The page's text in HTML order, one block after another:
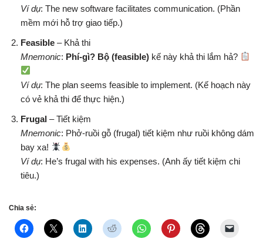
Ví dụ: The new software facilitates communication. (Phần
mềm mới hỗ trợ giao tiếp.)
Feasible – Khả thi
Mnemonic: Phí-gì? Bộ (feasible) kế này khả thi lắm hả?
Ví dụ: The plan seems feasible to implement. (Kế hoạch này
có vẻ khả thi để thực hiện.)
Frugal – Tiết kiệm
Mnemonic: Phở-ruồi gỗ (frugal) tiết kiệm như ruồi không dám
bay xa!
Ví dụ: He’s frugal with his expenses. (Anh ấy tiết kiệm chi
tiêu.)
Chia sẻ: